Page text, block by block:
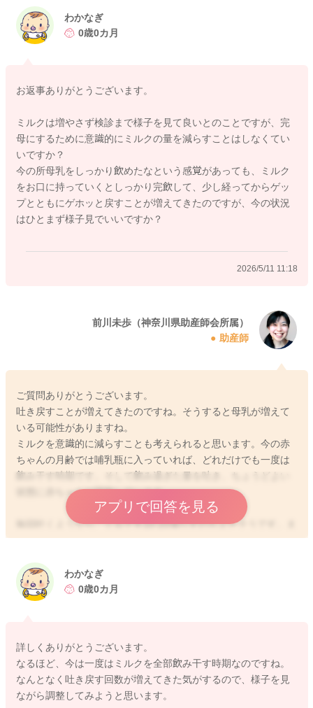
ずに１ヶ月健診を待つことができます。授乳のあとパクパクす
るのが気になる時には、抱っこして話しかけることもできま
寝ることもある時期です。しっかり母乳飲んだなと思えた時に
はミルクを残すこともあっていいし、授乳が長くなった時には
きり上げることもご検討ください。
まだ産後間もない時期です。ご無理のないように、お過ごしく
ださい。よろしくお願いします。
2026/5/11 11:02
わかなぎ
0歳0カ月
お返事ありがとうございます。
ミルクは増やさず検診まで様子を見て良いとのことですが、完
母にするために意識的にミルクの量を減らすことはしなくてい
いですか？
今の所母乳をしっかり飲めたなという感覚があっても、ミルク
をお口に持っていくとしっかり完飲して、少し経ってからゲッ
プとともにゲホッと戻すことが増えてきたのですが、今の状況
はひとまず様子見でいいですか？
2026/5/11 11:18
前川未歩（神奈川県助産師会所属）
助産師
ご質問ありがとうございます。
吐き戻すことが増えてきたのですね。そうすると母乳が増えて
いる可能性がありますね。
ミルクを意識的に減らすことも考えられると思います。今の赤
ちゃんの月齢では哺乳瓶に入っていれば、どれだけでも一度は
飲み干す時期です。そして飲み過ぎた量を吐き、ちょうどよい
状態に赤ちゃんが調整しています。
毎回吐くようなら、ミルクを10-20減らすのもよさそうです。ま
た母乳の回数が増えると母乳分泌が増加可能性は高まります。
で過ごすのも選べるくらい赤ちゃんの体重増加は順調です。
今は乳房も赤ちゃんも変化の時期です。ひとつずつ試し、赤ち
親子に即した助言が受けられます。それまではひとつだけ変え
てみて、１ヶ月健診で改めてご相談をされると、わかなぎさん
の母乳育児に近づくと思われます。よろしくお願いします。
アプリで回答を見る
わかなぎ
0歳0カ月
詳しくありがとうございます。
なるほど、今は一度はミルクを全部飲み干す時期なのですね。
なんとなく吐き戻す回数が増えてきた気がするので、様子を見
ながら調整してみようと思います。